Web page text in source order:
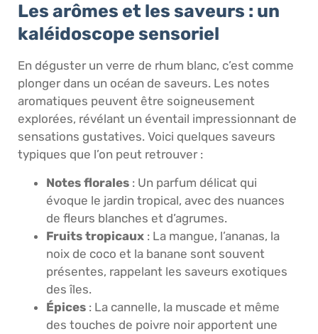
Les arômes et les saveurs : un
kaléidoscope sensoriel
En déguster un verre de rhum blanc, c’est comme
plonger dans un océan de saveurs. Les notes
aromatiques peuvent être soigneusement
explorées, révélant un éventail impressionnant de
sensations gustatives. Voici quelques saveurs
typiques que l’on peut retrouver :
Notes florales : Un parfum délicat qui
évoque le jardin tropical, avec des nuances
de fleurs blanches et d’agrumes.
Fruits tropicaux : La mangue, l’ananas, la
noix de coco et la banane sont souvent
présentes, rappelant les saveurs exotiques
des îles.
Épices : La cannelle, la muscade et même
des touches de poivre noir apportent une